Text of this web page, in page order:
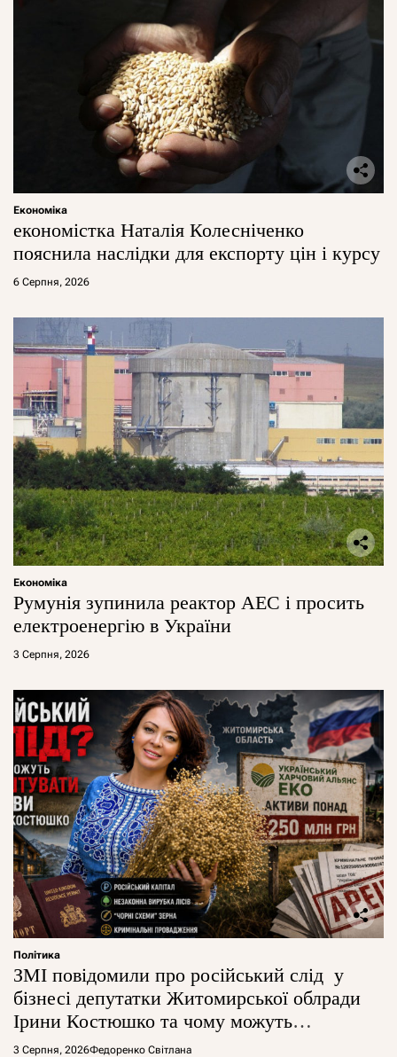
Економіка
економістка Наталія Колесніченко
пояснила наслідки для експорту цін і курсу
6 Серпня, 2026
Економіка
Румунія зупинила реактор АЕС і просить
електроенергію в України
3 Серпня, 2026
Політика
ЗМІ повідомили про російський слід у
бізнесі депутатки Житомирської облради
Ірини Костюшко та чому можуть
арештувати її активи
3 Серпня, 2026Федоренко Світлана